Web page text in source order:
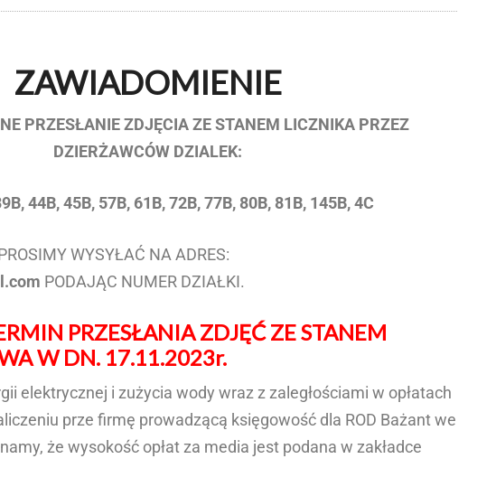
ZAWIADOMIENIE
PRZESŁANIE ZDJĘCIA ZE STANEM LICZNIKA PRZEZ
DZIERŻAWCÓW DZIALEK:
44B, 45B, 57B, 61B, 72B, 77B, 80B, 81B, 145B, 4C
WYSYŁAĆ NA ADRES:
PODAJĄC NUMER DZIAŁKI.
PRZESŁANIA ZDJĘĆ ZE STANEM
W DN. 17.11.2023r.
elektrycznej i zużycia wody wraz z zaległościami w opłatach
prze firmę prowadzącą księgowość dla ROD Bażant we
że wysokość opłat za media jest podana w zakładce